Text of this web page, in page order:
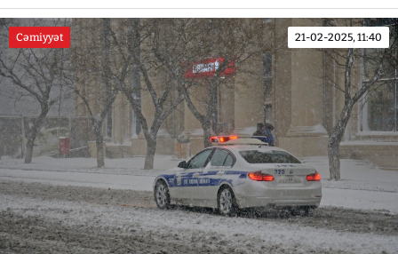
Cəmiyyət 21-02-2025, 11:40